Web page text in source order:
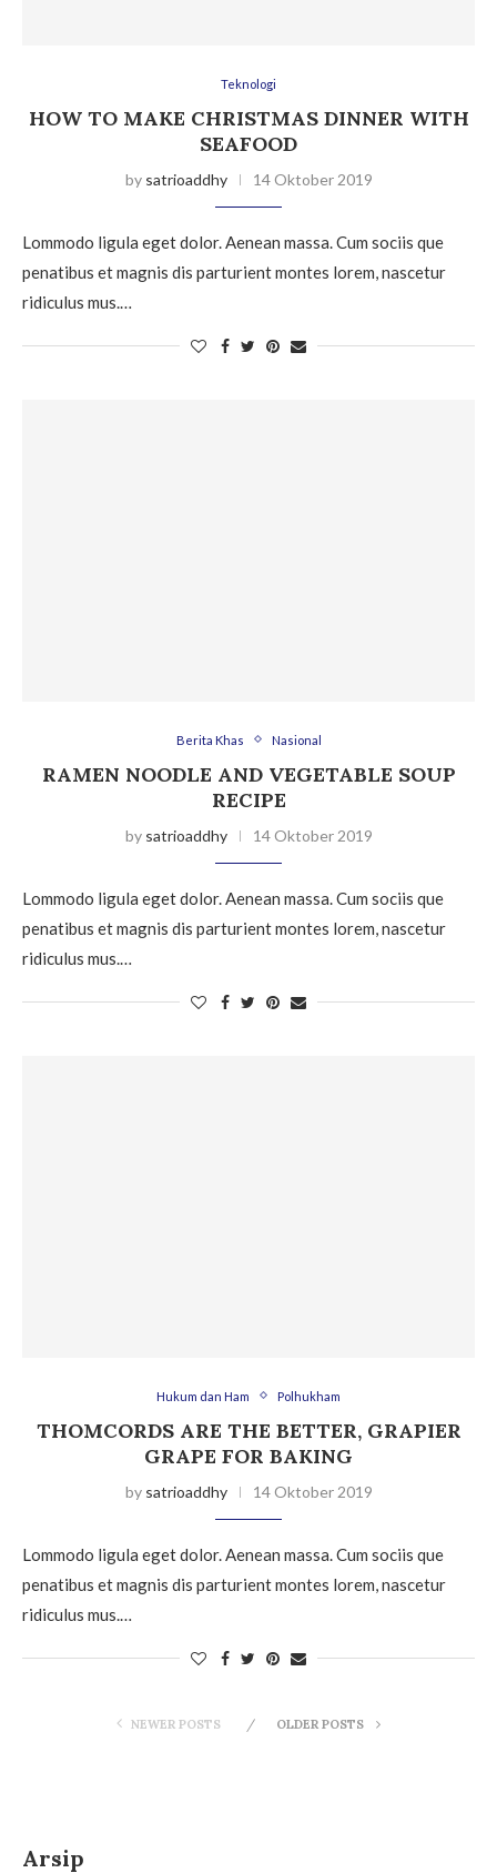
Teknologi
HOW TO MAKE CHRISTMAS DINNER WITH
SEAFOOD
by satrioaddhy 14 Oktober 2019
Lommodo ligula eget dolor. Aenean massa. Cum sociis que
penatibus et magnis dis parturient montes lorem, nascetur
ridiculus mus.…
Berita Khas Nasional
RAMEN NOODLE AND VEGETABLE SOUP
RECIPE
by satrioaddhy 14 Oktober 2019
Lommodo ligula eget dolor. Aenean massa. Cum sociis que
penatibus et magnis dis parturient montes lorem, nascetur
ridiculus mus.…
Hukum dan Ham Polhukham
THOMCORDS ARE THE BETTER, GRAPIER
GRAPE FOR BAKING
by satrioaddhy 14 Oktober 2019
Lommodo ligula eget dolor. Aenean massa. Cum sociis que
penatibus et magnis dis parturient montes lorem, nascetur
ridiculus mus.…
NEWER POSTS OLDER POSTS
Arsip